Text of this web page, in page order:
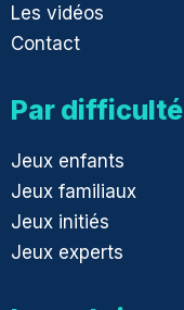
Les vidéos
Contact
Par difficulté
Jeux enfants
Jeux familiaux
Jeux initiés
Jeux experts